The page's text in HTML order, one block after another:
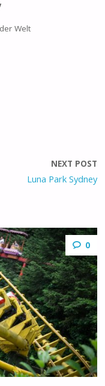
Welt
NEXT POST
Luna Park Sydney
0